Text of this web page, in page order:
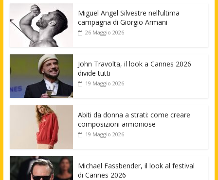
Miguel Angel Silvestre nell’ultima
campagna di Giorgio Armani
26 Maggio 2026
John Travolta, il look a Cannes 2026
divide tutti
19 Maggio 2026
Abiti da donna a strati: come creare
composizioni armoniose
19 Maggio 2026
Michael Fassbender, il look al festival
di Cannes 2026